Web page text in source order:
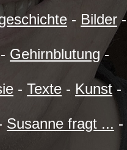
- Bilder-
Gehirnblutung-
- Texte - Kunst -
Susanne fragt ... -